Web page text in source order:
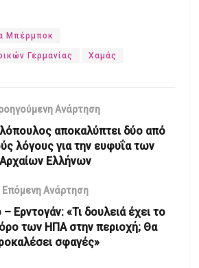
Μπέρμποκ
Γερμανίας Χαμάς
Ανάρτηση
αποκαλύπτει δύο από
λόγους για την ευφυΐα των
Αρχαίων Ελλήνων
Επόμενη Ανάρτηση
Ερντογάν: «Τι δουλειά έχει το
των ΗΠΑ στην περιοχή; Θα
σφαγές»